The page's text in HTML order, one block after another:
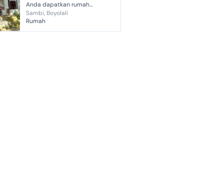
Anda dapatkan rumah
strategis dengan return
investasi tinggi di Sambi,
Boyolali. Rumah ini
Sambi, Boyolali
Rumah